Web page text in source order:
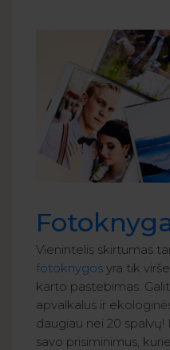
Vienintelis skirtumas
fotoknygos yra tik
karto pastebimas.
apvalkalus ir
daugiau nei 20 spalvų!
savo prisiminimus,